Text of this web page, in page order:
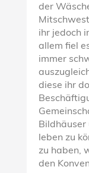
der
ihr jedoch
allem fiel
immer
diese ihr
Bildhäuser
leben zu
zu haben,
den